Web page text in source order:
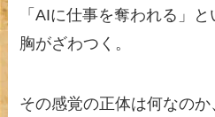
「AIに仕事を奪われる」
胸がざわつく。
その感覚の正体は何なの